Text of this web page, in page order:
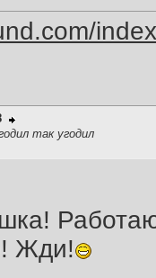
так угодил
Жди!